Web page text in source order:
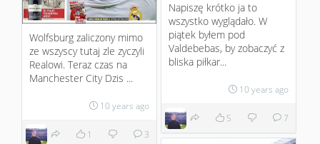
Wolfsburg zaliczony mimo
ze wszyscy tutaj zle zyczyli
Realowi. Teraz czas na
Manchester City Dzis ...
10 years ago
1 3
Napiszę krótko ja to
wszystko wyglądało. W
piątek byłem pod
Valdebebas, by zobaczyć z
bliska piłkar...
10 years ago
5 7